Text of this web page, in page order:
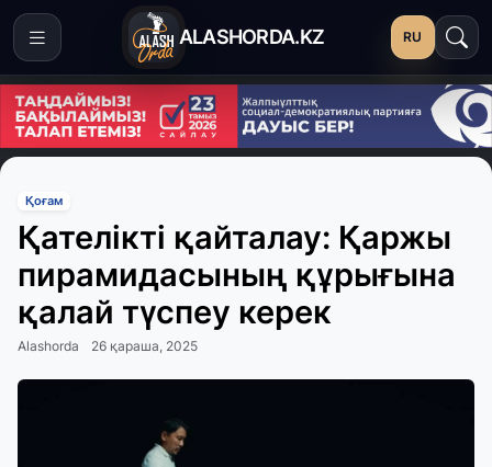
ALASHORDA.KZ RU
Қоғам
Қателікті қайталау: Қаржы
пирамидасының құрығына
қалай түспеу керек
Alashorda 26 қараша, 2025